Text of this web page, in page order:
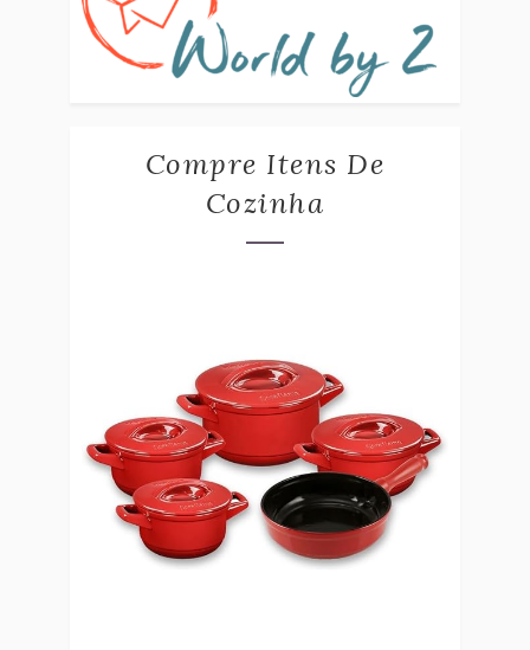
Compre Itens De
Cozinha